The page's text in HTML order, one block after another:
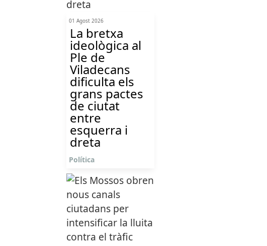
01 Agost 2026
La bretxa
ideològica al
Ple de
Viladecans
dificulta els
grans pactes
de ciutat
entre
esquerra i
dreta
Política